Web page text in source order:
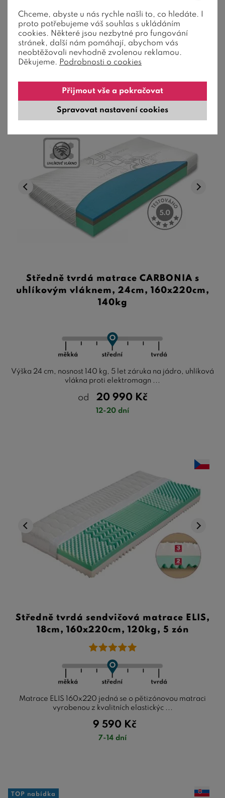
Výška 20 cm, nosnost 140 kg, 5 let záruka na jádro, uhlíková
vlákna proti elektromagn ...
od 18 690Kč
Středně tvrdá matrace CARBONIA s
uhlíkovým vláknem, 24cm, 160x220cm,
140kg
Výška 24 cm, nosnost 140 kg, 5 let záruka na jádro, uhlíková
vlákna proti elektromagn ...
od 20 990 Kč
12-20 dní
Středně tvrdá sendvičová matrace ELIS,
18cm, 160x220cm, 120kg, 5 zón
Matrace ELIS 160x220 jedná se o pětizónovou matraci
vyrobenou z kvalitních elastickýc ...
9 590 Kč
7-14 dní
TOP nabídka
Chceme, abyste u nás rychle našli to, co hledáte. I
proto potřebujeme váš souhlas s ukládáním
cookies. Některé jsou nezbytné pro fungování
stránek, další nám pomáhají, abychom vás
neobtěžovali nevhodně zvolenou reklamou.
Děkujeme. Podrobnosti o cookies
Spravovat nastavení cookies
Přijmout vše a pokračovat